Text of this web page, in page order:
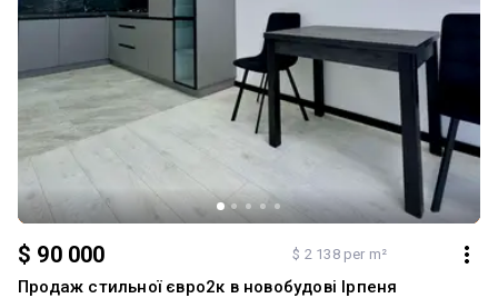
$ 90 000 $ 2 138 per m²
Продаж стильної євро2к в новобудові Ірпеня